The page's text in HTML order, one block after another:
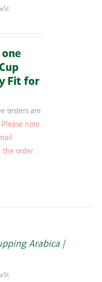
Fit for
testers are
Please note
the order
Arabica |